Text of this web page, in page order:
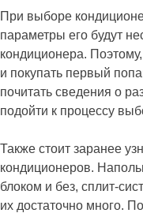
При выборе
параметры его будут
кондиционера.
и покупать первый
почитать сведения о
подойти к процессу
Также стоит заранее
кондиционеров.
блоком и без, сплит-
их достаточно много.